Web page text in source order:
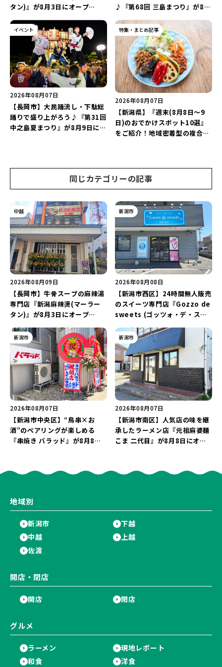
タン)』が8月3日にオープ
キャンペーンを実施中♪
♪『第68回 三島まつり』が8月
ねライブショー」も楽しもう♪
イベント
2026年08月07日
【長岡市】大民踊流し・下駄総
踊りで盛り上がろう♪『第31回
中之島夏まつり』が8月9日に開
特集・まとめ記事
2026年08月07日
【新潟県】『週末(8月8日～9
日)のおでかけスポット10選』
をご紹介！地域密着型の複合施
同じカテゴリーの記事
中越
2026年08月09日
【長岡市】牛骨スープの麻辣湯
専門店『新潟麻辣燙(マーラー
タン)』が8月3日にオープ
キャンペーンを実施中♪
新潟市
2026年08月08日
【新潟市西区】24時間無人販売
のスイーツ専門店『Gozzo de
sweets (ゴッツォ・デ・スイ
店…。一部商品は姉妹店で販売
継続！
新潟市
2026年08月07日
【新潟市中央区】“鳥串×お
酒”のペアリングが楽しめる
『串焼き バラッド』が8月8日
新潟市
2026年08月07日
【新潟市南区】人気店の味を継
承したラーメン店『元祖麻婆麺
こま 二代目』が8月8日にオー
地域別
新潟市
下越
中越
上越
佐渡
開店・閉店
開店 閉店
グルメ
ラーメン
現地レポート
和食
洋食